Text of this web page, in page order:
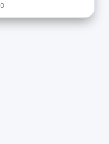
önce
Uzun
yönetmeni
paleti,
Ancak ses